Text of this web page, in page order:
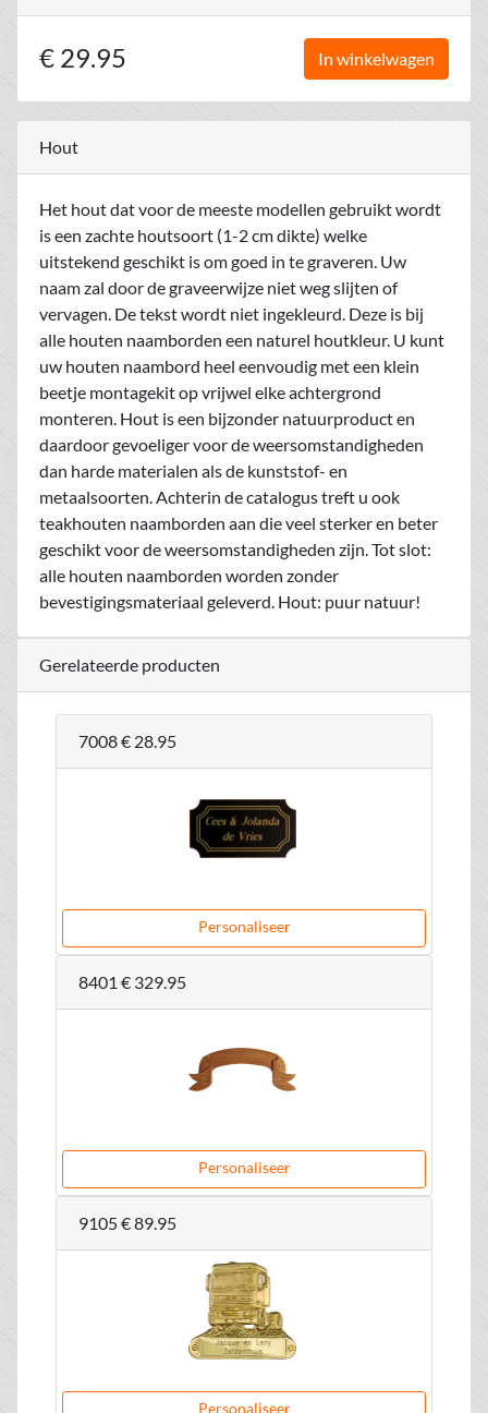
€ 29.95 In winkelwagen
Hout
Het hout dat voor de meeste modellen gebruikt wordt
is een zachte houtsoort (1-2 cm dikte) welke
uitstekend geschikt is om goed in te graveren. Uw
naam zal door de graveerwijze niet weg slijten of
vervagen. De tekst wordt niet ingekleurd. Deze is bij
alle houten naamborden een naturel houtkleur. U kunt
uw houten naambord heel eenvoudig met een klein
beetje montagekit op vrijwel elke achtergrond
monteren. Hout is een bijzonder natuurproduct en
daardoor gevoeliger voor de weersomstandigheden
dan harde materialen als de kunststof- en
metaalsoorten. Achterin de catalogus treft u ook
teakhouten naamborden aan die veel sterker en beter
geschikt voor de weersomstandigheden zijn. Tot slot:
alle houten naamborden worden zonder
bevestigingsmateriaal geleverd. Hout: puur natuur!
Gerelateerde producten
7008€ 28.95
Personaliseer
8401 € 329.95
Personaliseer
9105€ 89.95
Personaliseer